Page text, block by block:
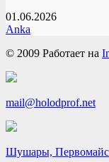
01.06.2026
Anka
© 2009 Работает на
mail@holodprof.net
Шушары,